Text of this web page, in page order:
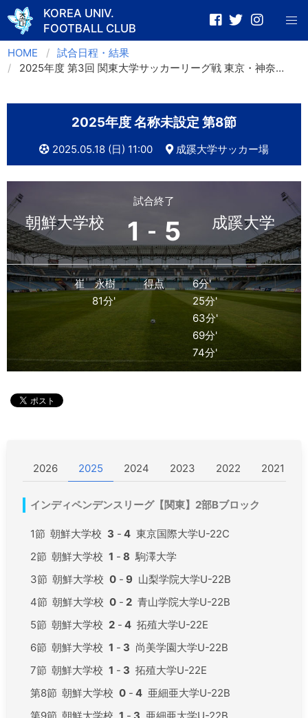
Skip
to
content
KOREA UNIV.
FOOTBALL CLUB
HOME
試合日程・結果
2025年度 第3回 関東大学サッカーリーグ戦 東京・神奈川1部 第8節
2025年度 名称未設定 第8節
2025.05.18 (日) 11:00 成蹊大学サッカー場
朝鮮大学校
試合終了
1 - 5 成蹊大学
崔 永樹
81分'
得点
6分'
25分'
63分'
69分'
74分'
2026 2025 2024 2023 2022 2021
インディペンデンスリーグ【関東】2部Bブロック
1節 朝鮮大学校 3 - 4 東京国際大学U-22C
2節 朝鮮大学校 1 - 8 駒澤大学
3節 朝鮮大学校 0 - 9 山梨学院大学U-22B
4節 朝鮮大学校 0 - 2 青山学院大学U-22B
5節 朝鮮大学校 2 - 4 拓殖大学U-22E
6節 朝鮮大学校 1 - 3 尚美学園大学U-22B
7節 朝鮮大学校 1 - 3 拓殖大学U-22E
第8節 朝鮮大学校 0 - 4 亜細亜大学U-22B